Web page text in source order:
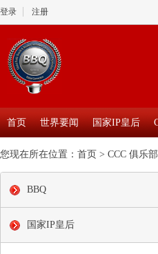
登录 注册
首页 世界要闻 国家IP皇后
您现在所在位置： 首页 > CCC 俱乐部
BBQ
国家IP皇后